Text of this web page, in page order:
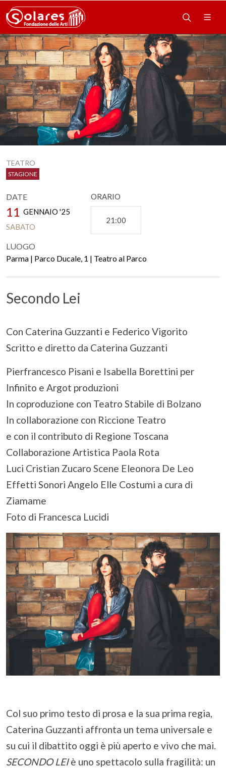
TEATRO
STAGIONE
DATE
11 GENNAIO '25
SABATO
ORARIO
21:00
LUOGO
Parma | Parco Ducale, 1 | Teatro al Parco
Secondo Lei
Con Caterina Guzzanti e Federico Vigorito
Scritto e diretto da Caterina Guzzanti
Pierfrancesco Pisani e Isabella Borettini per
Infinito e Argot produzioni
In coproduzione con Teatro Stabile di Bolzano
In collaborazione con Riccione Teatro
e con il contributo di Regione Toscana
Collaborazione Artistica Paola Rota
Luci Cristian Zucaro Scene Eleonora De Leo
Effetti Sonori Angelo Elle Costumi a cura di
Ziamame
Foto di Francesca Lucidi
Col suo primo testo di prosa e la sua prima regia,
Caterina Guzzanti affronta un tema universale e
su cui il dibattito oggi è più aperto e vivo che mai.
SECONDO LEIè uno spettacolo sulla fragilità: un